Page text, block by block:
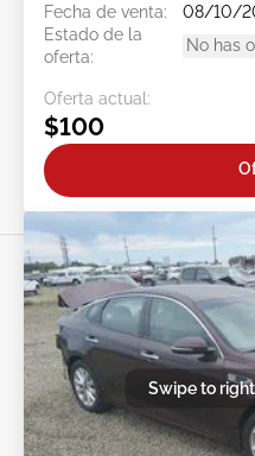
Fecha de venta:
08/10/
Estado de la
oferta:
No has
Oferta actual:
$100
Swipe to